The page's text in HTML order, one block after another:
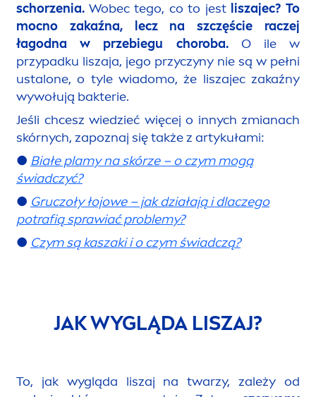
schorzenia. Wobec tego, co to jest liszajec? To
mocno zakaźna, lecz na szczęście raczej
łagodna w przebiegu choroba.O ile w
przypadku liszaja, jego przyczyny nie są w pełni
ustalone, o tyle wiadomo, że liszajec zakaźny
wywołują bakterie.
Jeśli chcesz wiedzieć więcej o innych zmianach
skórnych, zapoznaj się także z artykułami:
● Białe plamy na skórze – o czym mogą
świadczyć?
● Gruczoły łojowe – jak działają i dlaczego
potrafią sprawiać problemy?
● Czym są kaszaki i o czym świadczą?
JAK WYGLĄDA LISZAJ?
To, jak wygląda liszaj na twarzy, zależy od